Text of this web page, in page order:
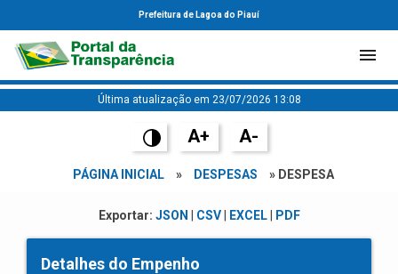
Prefeitura de Lagoa do Piauí
Última atualização em 23/07/2026 13:08
A+ A-
PÁGINA INICIAL » DESPESAS » DESPESA
Exportar: JSON CSV| EXCEL| PDF
Detalhes do Empenho